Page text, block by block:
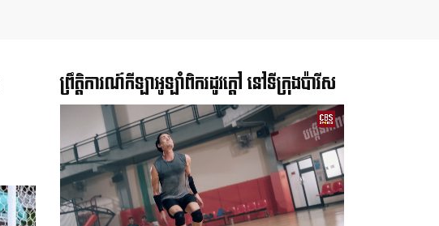
ព្រឹត្តិការណ៍កីឡាអូឡាំពិករដូវក្ដៅ នៅទីក្រុងប៉ារីស